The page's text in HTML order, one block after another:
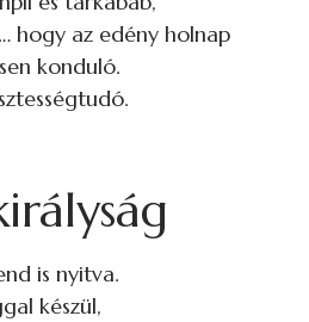
hogy az edény holnap
konduló.
is nyitva.
készül,